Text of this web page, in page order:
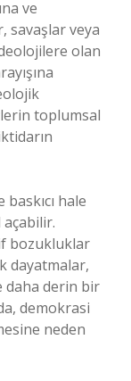
ve
savaşlar veya
olan
toplumsal
hale
bozukluklar
dayatmalar,
daha derin bir
demokrasi
neden